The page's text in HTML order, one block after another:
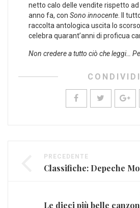
netto calo delle vendite rispetto
anno fa, con Sono innocente. Il
raccolta antologica uscita lo
celebra quarant’anni di proficua
Non credere a tutto ciò che leggi…
CONDIVIDI
PRECEDENTE